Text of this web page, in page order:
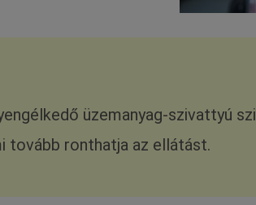
üzemanyag-szivattyú
tovább ronthatja az ellátást.